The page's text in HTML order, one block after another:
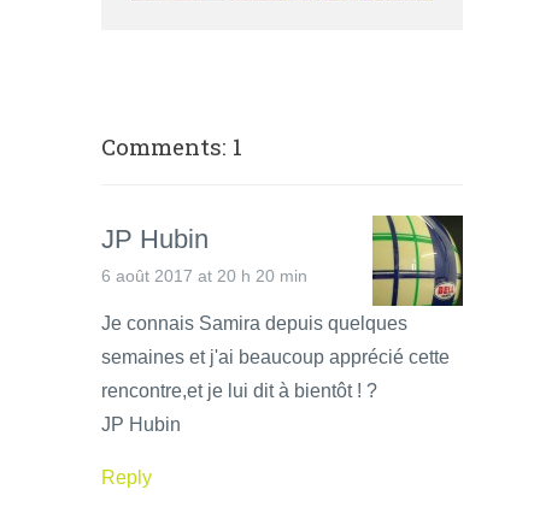
Comments: 1
JP Hubin
6 août 2017 at 20 h 20 min
Je connais Samira depuis quelques
semaines et j'ai beaucoup apprécié cette
rencontre,et je lui dit à bientôt ! ?
JP Hubin
Reply